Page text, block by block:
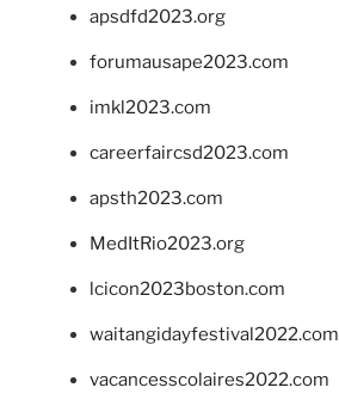
apsdfd2023.org
forumausape2023.com
imkl2023.com
careerfaircsd2023.com
apsth2023.com
MedItRio2023.org
lcicon2023boston.com
waitangidayfestival2022.com
vacancesscolaires2022.com